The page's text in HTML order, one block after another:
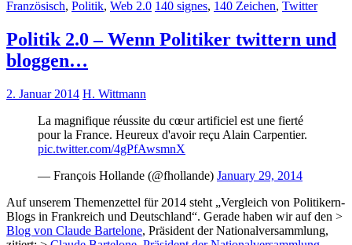
Französisch, Politik, Web 2.0 140 signes, 140 Zeichen, Twitter
Politik 2.0 – Wenn Politiker twittern und
bloggen…
2. Januar 2014 H. Wittmann
La magnifique réussite du cœur artificiel est une fierté
pour la France. Heureux d'avoir reçu Alain Carpentier.
pic.twitter.com/4gPfAwsmnX
— François Hollande (@fhollande) January 29, 2014
Auf unserem Themenzettel für 2014 steht „Vergleich von Politikern-
Blogs in Frankreich und Deutschland“. Gerade haben wir auf den >
Blog von Claude Bartelone, Präsident der Nationalversammlung,